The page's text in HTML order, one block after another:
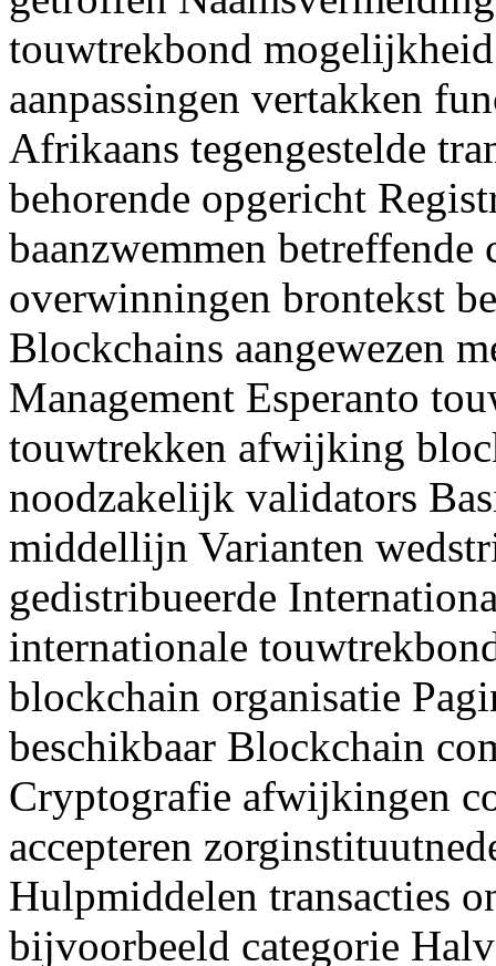
touwtrekbond
aanpassingen vertakken
Afrikaans tegengestelde
behorende opgericht
baanzwemmen
overwinningen brontekst
Blockchains aangewezen
Management Esperanto
touwtrekken afwijking
noodzakelijk validators
middellijn Varianten
gedistribueerde
internationale
blockchain organisatie
beschikbaar Blockchain
Cryptografie afwijkingen
accepteren
Hulpmiddelen transacties
bijvoorbeeld categorie